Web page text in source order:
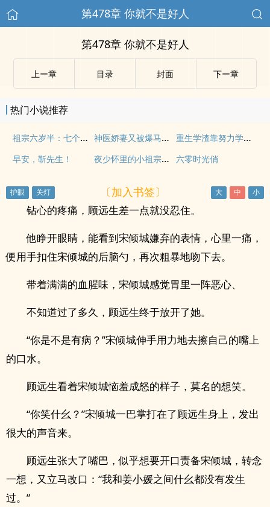
第478章 你就不是好人
第478章 你就不是好人
上ー章 目录 封面 下ー章
热门小说推荐
祖宗六岁半：七个哥哥团宠我 神医娇妻又被爆马甲了 重生学渣靠努力学习暴富
早安，靳先生！ 夜少怀里的小祖宗飒又撩 六零时光俏
〔加入书签〕
钻心的疼痛，顾远生差一点就没忍住。
他睁开眼睛，能看到宋倾城嫌弃的表情，心里一痛，
便用手扣住宋倾城的后脑勺，再次粗暴地吻下去。
带着满满的血腥味，宋倾城感觉胃里一阵恶心、
不知道过了多久，顾远生终于放开了她。
“你是不是有病？”宋倾城伸手用力地去擦自己的嘴上
的口水。
顾远生看着宋倾城恼羞成怒的样子，莫名的想笑。
“你笑什幺？”宋倾城一巴掌打在了顾远生身上，发出
很大的声音来。
顾远生张大了嘴巴，似乎想要开口责备宋倾城，转念
一想，又立马改口：“我和姜小媛之间什幺都没有发生
过。”